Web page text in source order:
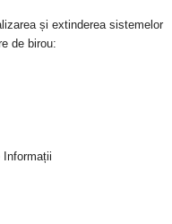
și extinderea sistemelor
de birou: